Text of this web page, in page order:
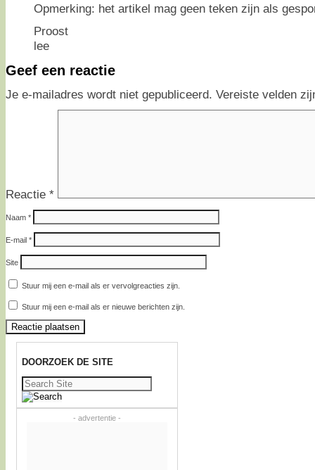
Opmerking: het artikel mag geen teken zijn als
Proost
lee
Geef een reactie
Je e-mailadres wordt niet gepubliceerd. Vereiste velden
Reactie *
Naam *
E-mail *
Site
Stuur mij een e-mail als er vervolgreacties zijn.
Stuur mij een e-mail als er nieuwe berichten zijn.
DOORZOEK DE SITE
Zoeken
naar:
- advertentie -